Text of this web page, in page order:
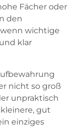
Fächer oder
den
wichtige
klar
nicht so groß
unpraktisch
gut
einziges